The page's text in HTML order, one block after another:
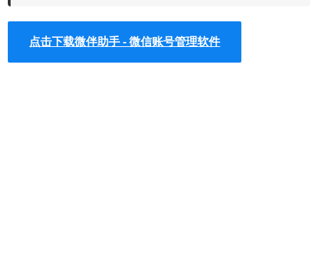
3、防撤回
4、检测僵尸粉
点击下载微伴助手 - 微信账号管理软件